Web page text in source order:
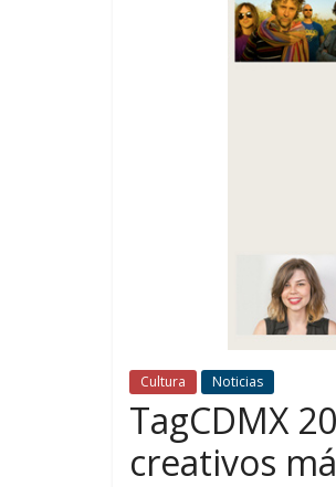
Cultura Noticias
TagCDMX
creativos